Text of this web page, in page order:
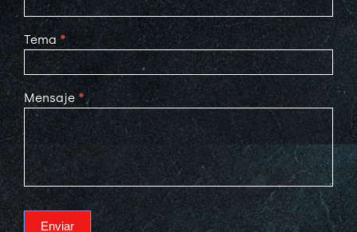
Tema *
Mensaje *
Enviar